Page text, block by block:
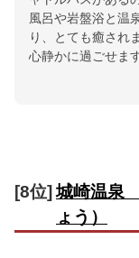
風呂や岩盤浴と温
り、とても癒され
心静かに過ごせます
[8位] 城崎温泉
ょう）